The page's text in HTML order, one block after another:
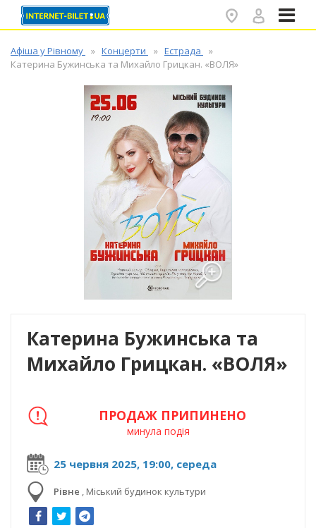
Афіша у Рівному Концерти
Естрада
Катерина Бужинська та Михайло Грицкан. «ВОЛЯ»
Катерина Бужинська та
Михайло Грицкан. «ВОЛЯ»
25 червня 2025, 19:00, середа
Рівне , Міський будинок культури
ПРОДАЖ ПРИПИНЕНО
минула подія